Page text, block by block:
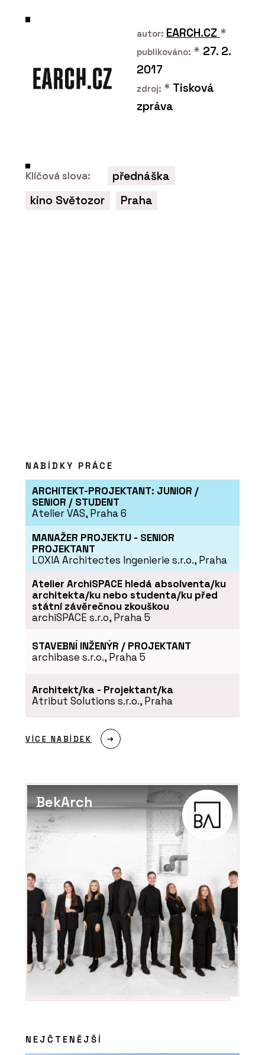
PRODUKTY
Lavice TAK - PROFIL
NÁBYTEK
O FIRMĚ
Policový systém TAK -
PROFIL NÁBYTEK
PRODUKTY
Stůl MOVE ME - PROFIL
NÁBYTEK
Sklopná postel - PROFIL
NÁBYTEK
autor: EARCH.CZ *
publikováno: * 27. 2.
2017
zdroj: * Tisková
zpráva
Klíčová slova:
přednáška
kino Světozor
Praha
NABÍDKY PRÁCE
ARCHITEKT-PROJEKTANT: JUNIOR /
SENIOR / STUDENT
Atelier VAS, Praha 6
MANAŽER PROJEKTU - SENIOR
PROJEKTANT
LOXIA Architectes Ingenierie s.r.o., Praha
Atelier ArchiSPACE hledá absolventa/ku
architekta/ku nebo studenta/ku před
státní závěrečnou zkouškou
archiSPACE s.r.o, Praha 5
STAVEBNÍ INŽENÝR / PROJEKTANT
archibase s.r.o., Praha 5
Architekt/ka - Projektant/ka
Atribut Solutions s.r.o., Praha
VÍCE NABÍDEK
BekArch
NEJČTENĚJŠÍ